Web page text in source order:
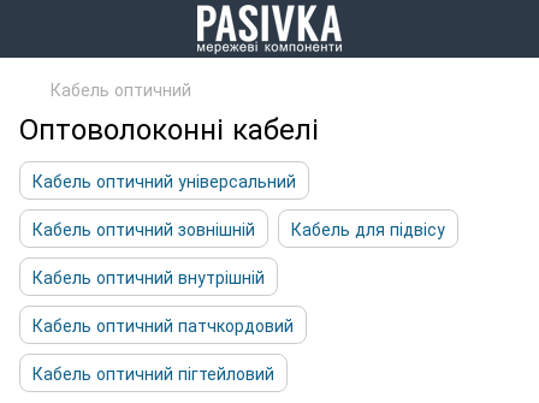
Кабель оптичний
Оптоволоконні кабелі
Кабель оптичний універсальний
Кабель оптичний зовнішній
Кабель для підвісу
Кабель оптичний внутрішній
Кабель оптичний патчкордовий
Кабель оптичний пігтейловий